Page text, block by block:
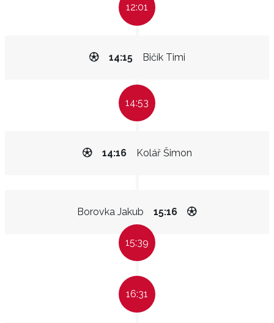
12:01
Bičík Timi
14:15
14:53
Kolář Šimon
14:16
Borovka Jakub 15:16
15:39
16:31